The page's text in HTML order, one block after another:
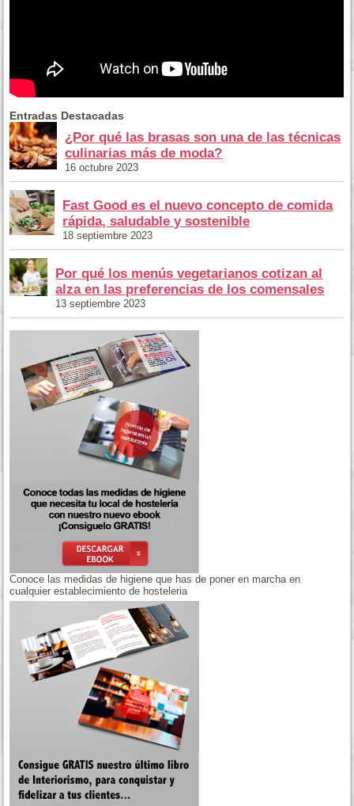
Entradas Destacadas
¿Por qué las brasas son una de las técnicas
culinarias más de moda?
16 octubre 2023
Fast Good es el nuevo concepto de comida
rápida, saludable y sostenible
18 septiembre 2023
Por qué los menús vegetarianos cotizan al
alza en las preferencias de los comensales
13 septiembre 2023
Conoce las medidas de higiene que has de poner en marcha en
cualquier establecimiento de hosteleria